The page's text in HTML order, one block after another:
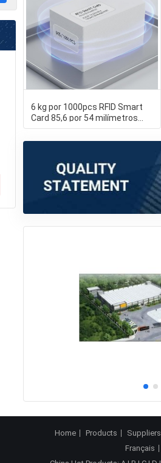
6 kg por 1000pcs RFID Smart
Card 85,6 por 54 milímetros
Passivo alimentado por
Home Products Suppliers
Français